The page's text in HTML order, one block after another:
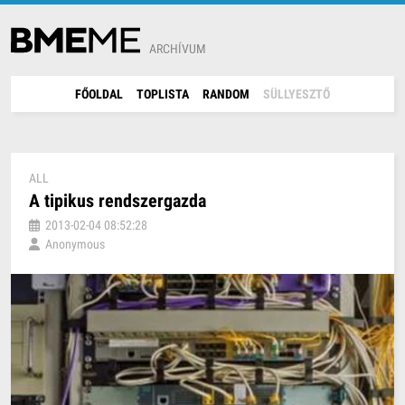
ARCHÍVUM
FŐOLDAL TOPLISTA RANDOM SÜLLYESZTŐ
ALL
A tipikus rendszergazda
2013-02-04 08:52:28
Anonymous